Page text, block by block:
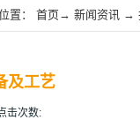
置： 首页→ 新闻资讯 →
及工艺
击次数: